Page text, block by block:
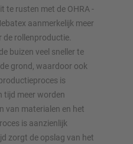
te rusten met de OHRA -
aanmerkelijk meer
rollenproductie.
buizen veel sneller te
grond, waardoor ook
is
tijd meer worden
van materialen en het
is aanzienlijk
zorgt de opslag van het